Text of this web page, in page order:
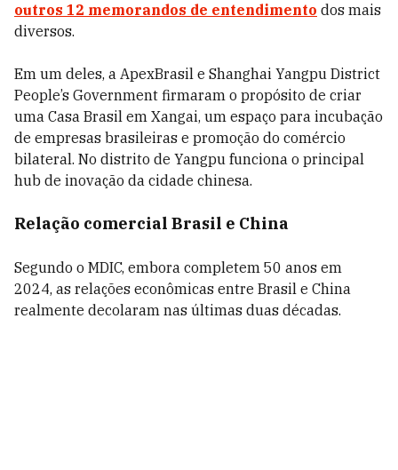
outros 12 memorandos de entendimento dos mais
diversos.
Em um deles, a ApexBrasil e Shanghai Yangpu District
People’s Government firmaram o propósito de criar
uma Casa Brasil em Xangai, um espaço para incubação
de empresas brasileiras e promoção do comércio
bilateral. No distrito de Yangpu funciona o principal
hub de inovação da cidade chinesa.
Relação comercial Brasil e China
Segundo o MDIC, embora completem 50 anos em
2024, as relações econômicas entre Brasil e China
realmente decolaram nas últimas duas décadas.